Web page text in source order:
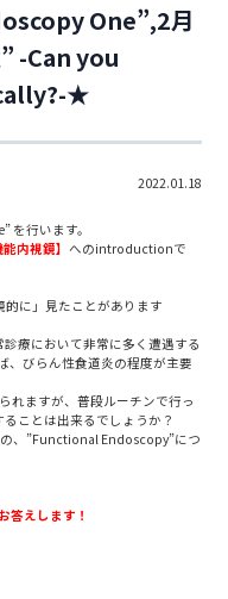
One”,2月
-Can you
★
2022.01.18
を行います。
内視鏡】へのintroductionで
的に」見たことがあります
療において非常に多く遭遇する
、びらん性食道炎の程度が主要
れますが、普段ルーチンで行っ
ことは出来るでしょうか？
、”Functional Endoscopy”につ
答えします！